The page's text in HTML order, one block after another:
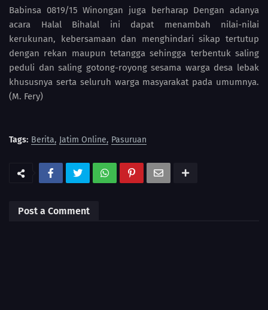
Babinsa 0819/15 Winongan juga berharap Dengan adanya
acara Halal Bihalal ini dapat menambah nilai-nilai
kerukunan, kebersamaan dan menghindari sikap tertutup
dengan rekan maupun tetangga sehingga terbentuk saling
peduli dan saling gotong-royong sesama warga desa lebak
khususnya serta seluruh warga masyarakat pada umumnya.
(M. Fery)
Tags: Berita Jatim Online Pasuruan
Post a Comment